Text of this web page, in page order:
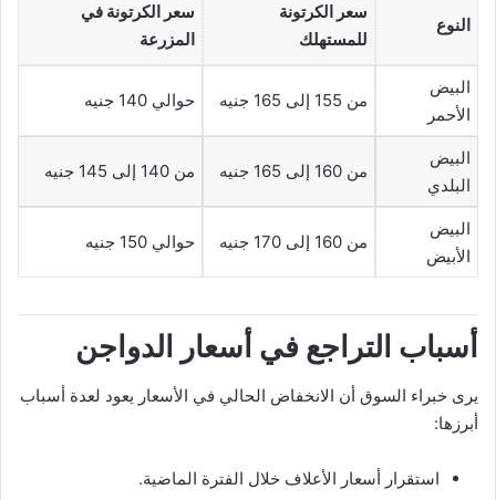
النوع
سعر الكرتونة
للمستهلك
سعر الكرتونة في
المزرعة
البيض
الأحمر
من 155 إلى 165 جنيه حوالي 140 جنيه
البيض
البلدي
من 160 إلى 165 جنيه من 140 إلى 145 جنيه
البيض
الأبيض
من 160 إلى 170 جنيه حوالي 150 جنيه
أسباب التراجع في أسعار الدواجن
يرى خبراء السوق أن الانخفاض الحالي في الأسعار يعود لعدة أسباب
أبرزها:
استقرار أسعار الأعلاف خلال الفترة الماضية.